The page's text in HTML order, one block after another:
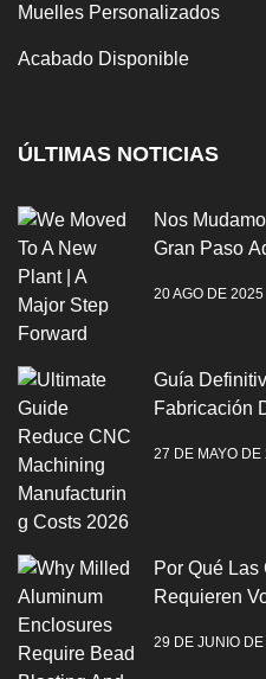
Muelles Personalizados
Acabado Disponible
ÚLTIMAS NOTICIAS
Nos
Gran Paso
20 AGO DE 2025
Guía
Fabricación
27 DE MAYO DE
Por Qué
Requieren
29 DE JUNIO